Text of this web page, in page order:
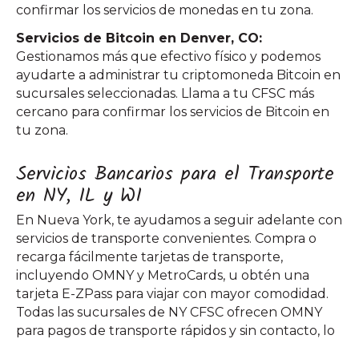
confirmar los servicios de monedas en tu zona.
Servicios de Bitcoin en Denver, CO:
Gestionamos más que efectivo físico y podemos
ayudarte a administrar tu criptomoneda Bitcoin en
sucursales seleccionadas. Llama a tu CFSC más
cercano para confirmar los servicios de Bitcoin en
tu zona.
Servicios Bancarios para el Transporte
en NY, IL y WI
En Nueva York, te ayudamos a seguir adelante con
servicios de transporte convenientes. Compra o
recarga fácilmente tarjetas de transporte,
incluyendo OMNY y MetroCards, u obtén una
tarjeta E-ZPass para viajar con mayor comodidad.
Todas las sucursales de NY CFSC ofrecen OMNY
para pagos de transporte rápidos y sin contacto, lo